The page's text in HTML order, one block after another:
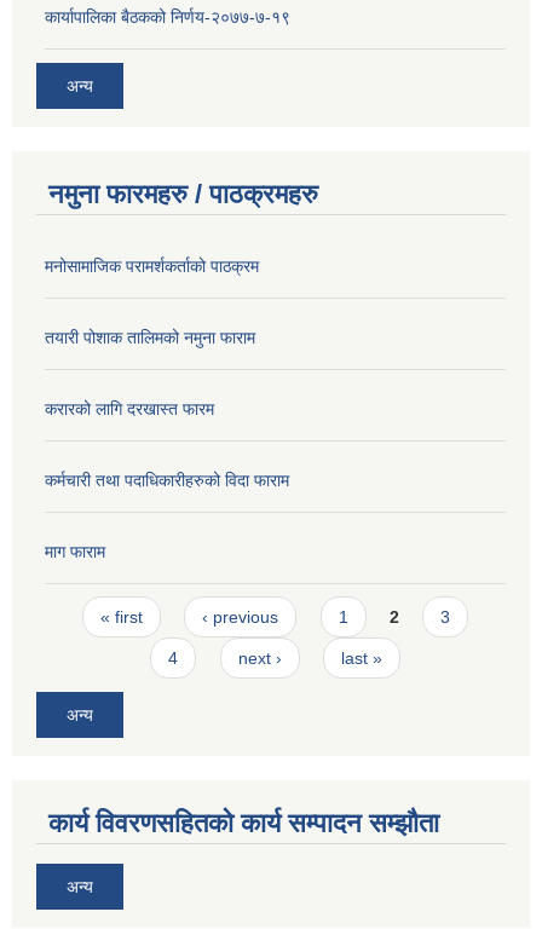
कार्यापालिका बैठकको निर्णय-२०७७-७-१९
अन्य
नमुना फारमहरु / पाठक्रमहरु
मनोसामाजिक परामर्शकर्ताको पाठक्रम
तयारी पोशाक तालिमको नमुना फाराम
करारको लागि दरखास्त फारम
कर्मचारी तथा पदाधिकारीहरुको विदा फाराम
माग फाराम
Pages
« first ‹ previous 1 2 3
4 next › last »
अन्य
कार्य विवरणसहितको कार्य सम्पादन सम्झौता
अन्य